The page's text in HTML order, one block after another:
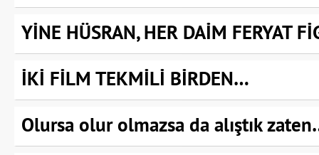
YİNE HÜSRAN, HER DAİM FERYAT
İKİ FİLM TEKMİLİ BİRDEN…
Olursa olur olmazsa da alıştık